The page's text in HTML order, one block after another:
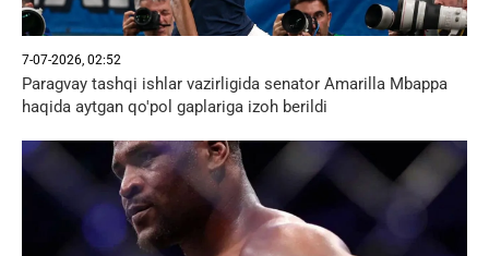
7-07-2026, 02:52
Paragvay tashqi ishlar vazirligida senator Amarilla Mbappa
haqida aytgan qo'pol gaplariga izoh berildi